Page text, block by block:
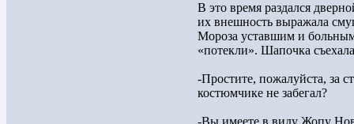
В это время раздался
их внешность выражала
Мороза уставшим и
«потекли». Шапочка
-Простите, пожалуйста, за
костюмчике не забегал?
-Вы имеете в виду Жопу